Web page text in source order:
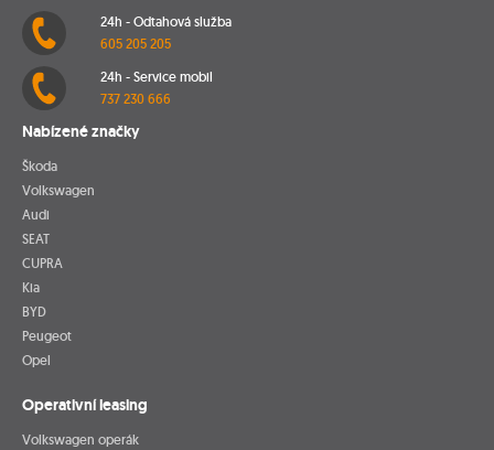
24h - Odtahová služba
605 205 205
24h - Service mobil
737 230 666
Nabízené značky
Škoda
Volkswagen
Audi
SEAT
CUPRA
Kia
BYD
Peugeot
Opel
Operativní leasing
Volkswagen operák